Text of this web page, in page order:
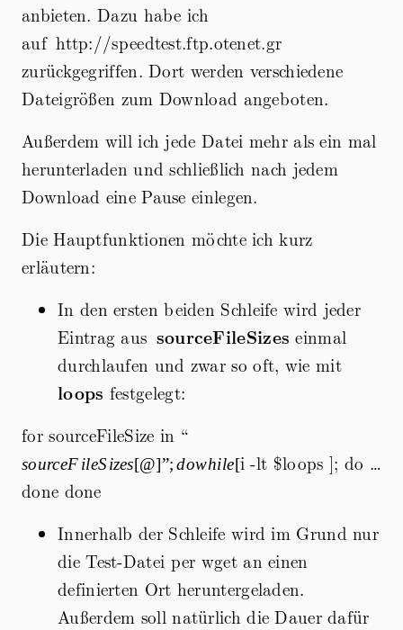
anbieten. Dazu habe ich
auf http://speedtest.ftp.otenet.gr
zurückgegriffen. Dort werden verschiedene
Dateigrößen zum Download angeboten.
Außerdem will ich jede Datei mehr als ein mal
herunterladen und schließlich nach jedem
Download eine Pause einlegen.
Die Hauptfunktionen möchte ich kurz
erläutern:
In den ersten beiden Schleife wird jeder
Eintrag aus sourceFileSizes einmal
durchlaufen und zwar so oft, wie mit
loops festgelegt:
for sourceFileSize in “
sourceFileSizes[@]”; dowhile[i -lt $loops ]; do …
done done
Innerhalb der Schleife wird im Grund nur
die Test-Datei per wget an einen
definierten Ort heruntergeladen.
Außerdem soll natürlich die Dauer dafür